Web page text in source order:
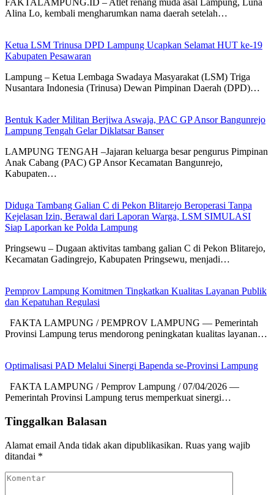
FAKTALAMPUNG.ID – Atlet renang muda asal Lampung, Luna
Alina Lo, kembali mengharumkan nama daerah setelah…
Ketua LSM Trinusa DPD Lampung Ucapkan Selamat HUT ke-19
Kabupaten Pesawaran
Lampung – Ketua Lembaga Swadaya Masyarakat (LSM) Triga
Nusantara Indonesia (Trinusa) Dewan Pimpinan Daerah (DPD)…
Bentuk Kader Militan Berjiwa Aswaja, PAC GP Ansor Bangunrejo
Lampung Tengah Gelar Diklatsar Banser
LAMPUNG TENGAH –Jajaran keluarga besar pengurus Pimpinan
Anak Cabang (PAC) GP Ansor Kecamatan Bangunrejo,
Kabupaten…
Diduga Tambang Galian C di Pekon Blitarejo Beroperasi Tanpa
Kejelasan Izin, Berawal dari Laporan Warga, LSM SIMULASI
Siap Laporkan ke Polda Lampung
Pringsewu – Dugaan aktivitas tambang galian C di Pekon Blitarejo,
Kecamatan Gadingrejo, Kabupaten Pringsewu, menjadi…
Pemprov Lampung Komitmen Tingkatkan Kualitas Layanan Publik
dan Kepatuhan Regulasi
FAKTA LAMPUNG / PEMPROV LAMPUNG — Pemerintah
Provinsi Lampung terus mendorong peningkatan kualitas layanan…
Optimalisasi PAD Melalui Sinergi Bapenda se-Provinsi Lampung
FAKTA LAMPUNG / Pemprov Lampung / 07/04/2026 —
Pemerintah Provinsi Lampung terus memperkuat sinergi…
Tinggalkan Balasan
Alamat email Anda tidak akan dipublikasikan. Ruas yang wajib
ditandai *